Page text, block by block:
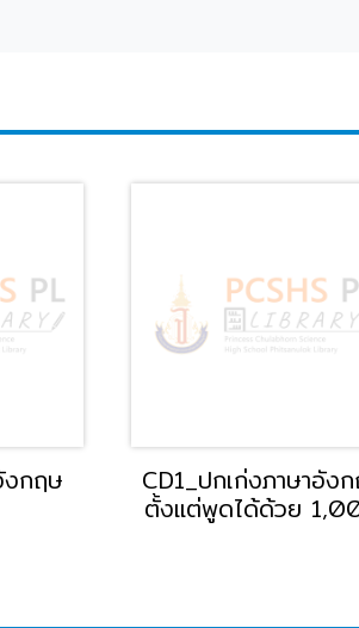
กฤษ CD1_ปกเก่งภาษาอัง
ตั้งแต่พูดได้ด้วย